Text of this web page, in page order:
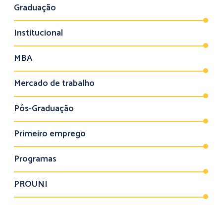
Graduação
Institucional
MBA
Mercado de trabalho
Pós-Graduação
Primeiro emprego
Programas
PROUNI